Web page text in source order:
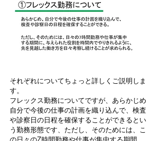
それぞれについてちょっと詳しくご説明しま
す。
フレックス勤務についてですが、あらかじめ
自分で今後の仕事の計画を織り込んで、検査
や診察日の日程を確保することができるとい
う勤務形態です、ただし、そのためには、こ